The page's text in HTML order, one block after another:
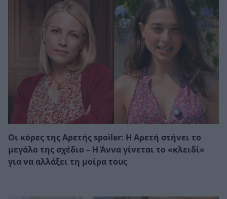
Οι κόρες της Αρετής spoiler: Η Αρετή στήνει το
μεγάλο της σχέδιο – Η Άννα γίνεται το «κλειδί»
για να αλλάξει τη μοίρα τους